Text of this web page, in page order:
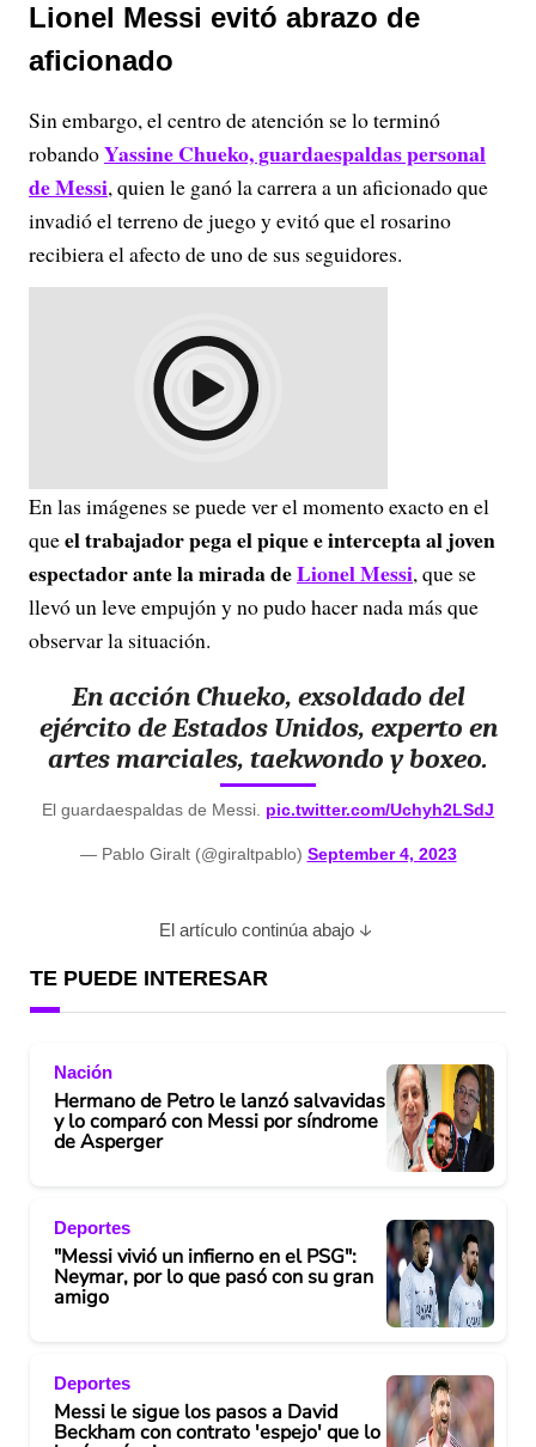
Lionel Messi evitó abrazo de
aficionado
Sin embargo, el centro de atención se lo terminó
robandoYassine Chueko, guardaespaldas personal
de Messi, quien le ganó la carrera a un aficionado que
invadió el terreno de juego y evitó que el rosarino
recibiera el afecto de uno de sus seguidores.
En las imágenes se puede ver el momento exacto en el
queel trabajador pega el pique e intercepta al joven
espectador ante la mirada deLionel Messi, que se
llevó un leve empujón y no pudo hacer nada más que
observar la situación.
En acción Chueko, exsoldado del
ejército de Estados Unidos, experto en
artes marciales, taekwondo y boxeo.
El guardaespaldas de Messi. pic.twitter.com/Uchyh2LSdJ
— Pablo Giralt (@giraltpablo) September 4, 2023
El artículo continúa abajo
TE PUEDE INTERESAR
Nación
Hermano de Petro le lanzó salvavidas
y lo comparó con Messi por síndrome
de Asperger
Deportes
"Messi vivió un infierno en el PSG":
Neymar, por lo que pasó con su gran
amigo
Deportes
Messi le sigue los pasos a David
Beckham con contrato 'espejo' que lo